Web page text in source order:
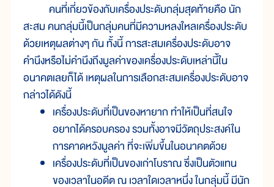
คนที่เกี่ยวข้องกับเครื่องประดับกลุ่มสุดท้ายคือ นัก
สะสม คนกลุ่มนี้เป็นกลุ่มคนที่มีความหลงใหลเครื่องประดับ
ด้วยเหตุผลต่างๆ กัน ทั้งนี้ การสะสมเครื่องประดับอาจ
คำนึงหรือไม่คำนึงถึงมูลค่าของเครื่องประดับเหล่านี้ใน
อนาคตเลยก็ได้ เหตุผลในการเลือกสะสมเครื่องประดับอาจ
กล่าวได้ดังนี้
เครื่องประดับที่เป็นของหายาก ทำให้เป็นที่สนใจ
อยากได้ครอบครอง รวมทั้งอาจมีวัตถุประสงค์ใน
การคาดหวังมูลค่า ที่จะเพิ่มขึ้นในอนาคตด้วย
เครื่องประดับที่เป็นของเก่าโบราณ ซึ่งเป็นตัวแทน
ของเวลาในอดีต ณ เวลาใดเวลาหนึ่ง ในกลุ่มนี้ มีนัก